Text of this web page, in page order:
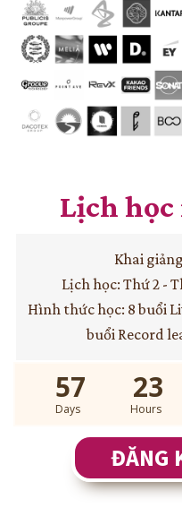
Khai
Lịch học: Thứ 2 -
Hình thức học: 8 buổi
buổi Record
Lịch học
57 23
Days Hours
ĐĂNG